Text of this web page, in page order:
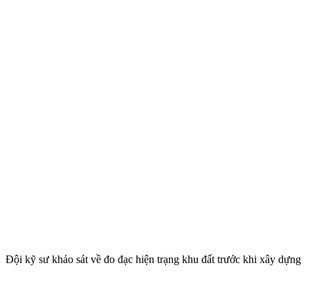
Đội kỹ sư khảo sát về đo đạc hiện trạng khu đất trước khi xây dựng